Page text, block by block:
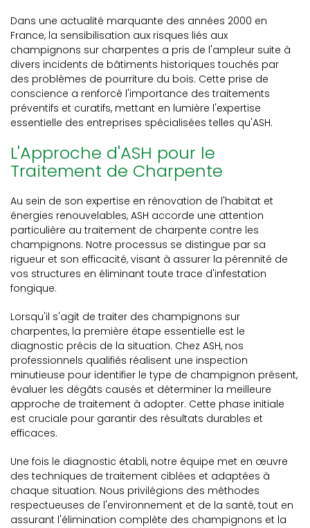
Dans une actualité marquante des années 2000 en
France, la sensibilisation aux risques liés aux
champignons sur charpentes a pris de l'ampleur suite à
divers incidents de bâtiments historiques touchés par
des problèmes de pourriture du bois. Cette prise de
conscience a renforcé l'importance des traitements
préventifs et curatifs, mettant en lumière l'expertise
essentielle des entreprises spécialisées telles qu'ASH.
L'Approche d'ASH pour le
Traitement de Charpente
Au sein de son expertise en rénovation de l'habitat et
énergies renouvelables, ASH accorde une attention
particulière au traitement de charpente contre les
champignons. Notre processus se distingue par sa
rigueur et son efficacité, visant à assurer la pérennité de
vos structures en éliminant toute trace d'infestation
fongique.
Lorsqu'il s'agit de traiter des champignons sur
charpentes, la première étape essentielle est le
diagnostic précis de la situation. Chez ASH, nos
professionnels qualifiés réalisent une inspection
minutieuse pour identifier le type de champignon présent,
évaluer les dégâts causés et déterminer la meilleure
approche de traitement à adopter. Cette phase initiale
est cruciale pour garantir des résultats durables et
efficaces.
Une fois le diagnostic établi, notre équipe met en œuvre
des techniques de traitement ciblées et adaptées à
chaque situation. Nous privilégions des méthodes
respectueuses de l'environnement et de la santé, tout en
assurant l'élimination complète des champignons et la